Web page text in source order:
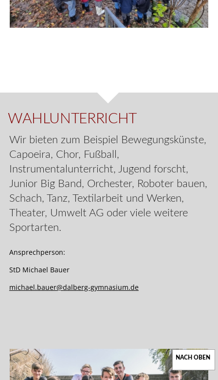
WAHLUNTERRICHT
Wir bieten zum Beispiel Bewegungskünste,
Capoeira, Chor, Fußball,
Instrumentalunterricht, Jugend forscht,
Junior Big Band, Orchester, Roboter bauen,
Schach, Tanz, Textilarbeit und Werken,
Theater, Umwelt AG oder viele weitere
Sportarten.
Ansprechperson:
StD Michael Bauer
michael.bauer@dalberg-gymnasium.de